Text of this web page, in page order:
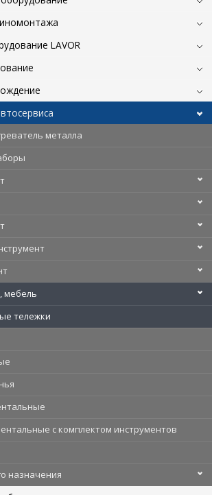
LAVOR
металла
мебель
тележки
с комплектом инструментов
назначения